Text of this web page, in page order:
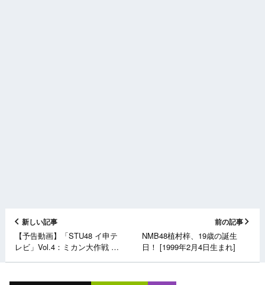
新しい記事
【予告動画】「STU48 イ申テ
レビ」Vol.4：ミカン大作戦 後
前の記事
NMB48植村梓、19歳の誕生
日！ [1999年2月4日生まれ]